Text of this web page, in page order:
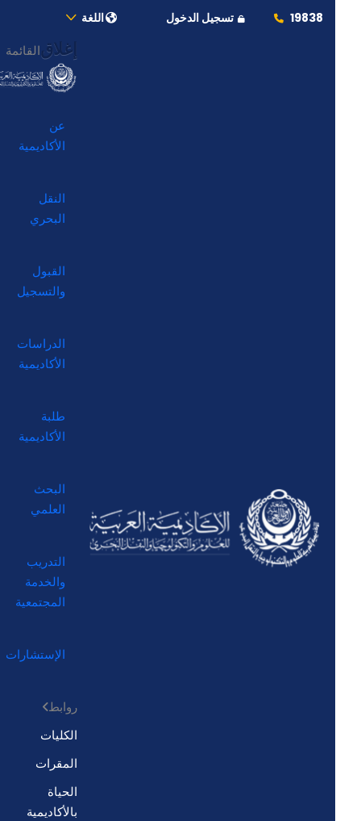
19838 تسجيل الدخول اللغة
إغلاق القائمة
عن
الأكاديمية
النقل
البحري
القبول
والتسجيل
الدراسات
الأكاديمية
طلبة
الأكاديمية
البحث
العلمي
التدريب
والخدمة
المجتمعية
الإستشارات
روابط
الكليات
المقرات
الحياة
بالأكاديمية